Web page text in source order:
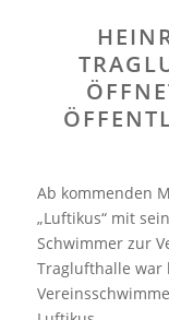
Ab kommenden
„Luftikus“ mit
Schwimmer zur
Traglufthalle war